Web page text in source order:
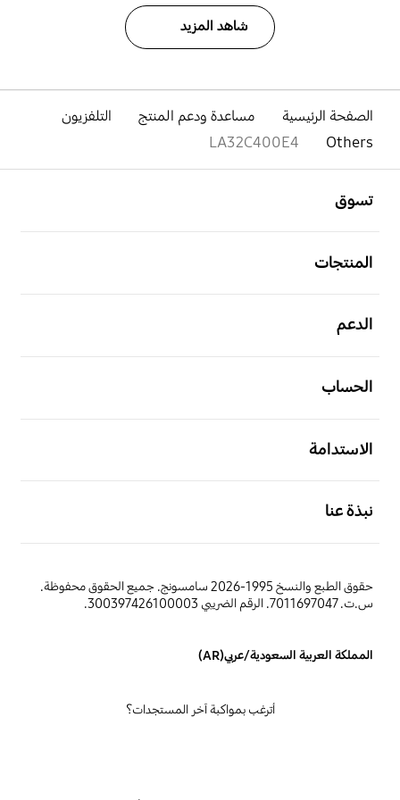
شاهد المزيد
الصفحة الرئيسية مساعدة ودعم المنتج
التلفزيون
Others
LA32C400E4
تسوق
المنتجات
الدعم
الحساب
الاستدامة
نبذة عنا
حقوق الطبع والنسخ 1995-2026 سامسونج. جميع الحقوق محفوظة.
س.ت. 7011697047. الرقم الضريبي 300397426100003.
المملكة العربية السعودية/عربي(AR)
أترغب بمواكبة آخر المستجدات؟